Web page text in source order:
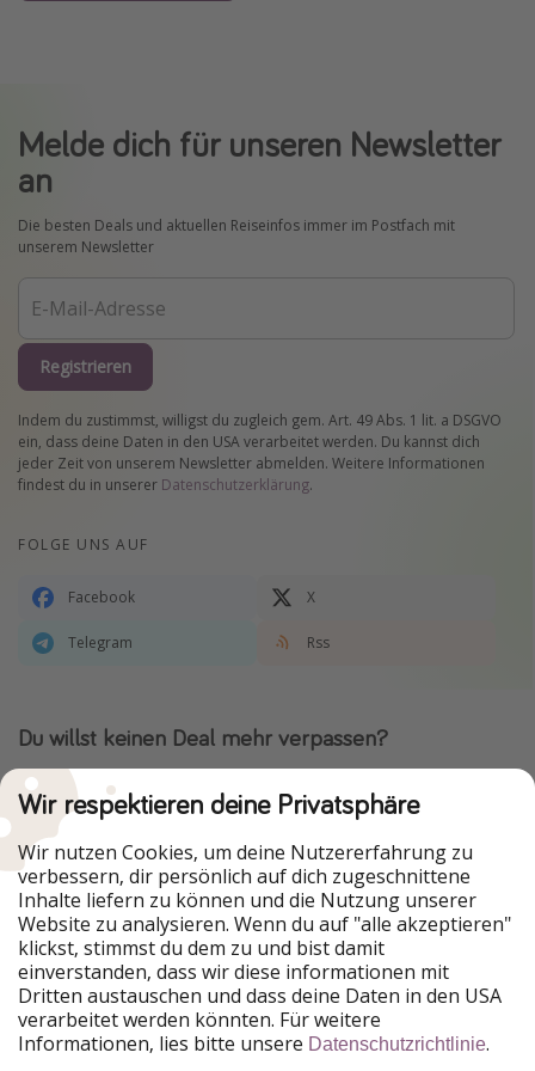
Melde dich für unseren Newsletter
an
Die besten Deals und aktuellen Reiseinfos immer im Postfach mit
unserem Newsletter
Registrieren
Indem du zustimmst, willigst du zugleich gem. Art. 49 Abs. 1 lit. a DSGVO
ein, dass deine Daten in den USA verarbeitet werden. Du kannst dich
jeder Zeit von unserem Newsletter abmelden. Weitere Informationen
findest du in unserer Datenschutzerklärung.
FOLGE UNS AUF
Facebook X
Telegram Rss
Du willst keinen Deal mehr verpassen?
Dann lade unsere App herunter.
Urlaubspiraten ist Teil der HolidayPirates Group
Unsere Märkte
PiratinViaggio
HolidayPirates
VakantiePiraten
WakacyjniPiraci
VoyagesPirates
Ferienpiraten
Urlaubspiraten
ViajerosPiratas
Wir respektieren deine Privatsphäre
Wir nutzen Cookies, um deine Nutzererfahrung zu
verbessern, dir persönlich auf dich zugeschnittene
Inhalte liefern zu können und die Nutzung unserer
Website zu analysieren. Wenn du auf "alle akzeptieren"
klickst, stimmst du dem zu und bist damit
einverstanden, dass wir diese informationen mit
Dritten austauschen und dass deine Daten in den USA
verarbeitet werden könnten. Für weitere
Informationen, lies bitte unsere Datenschutzrichtlinie.